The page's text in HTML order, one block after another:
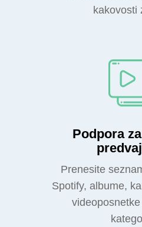
kakovosti
Podpora
Prenesite
Spotify, albume,